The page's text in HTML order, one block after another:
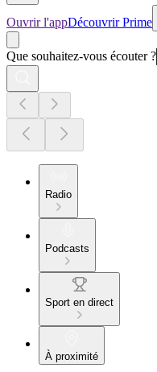
Ouvrir l'appDécouvrir Prime
Que souhaitez-vous écouter ?
Radio
Podcasts
Sport en direct
À proximité